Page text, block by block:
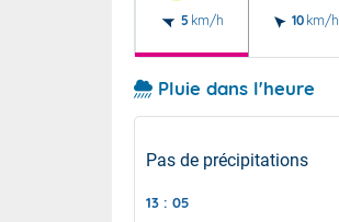
5 km/h 10 km/h
Pluie dans l'heure
Pas de précipitations
13 : 05